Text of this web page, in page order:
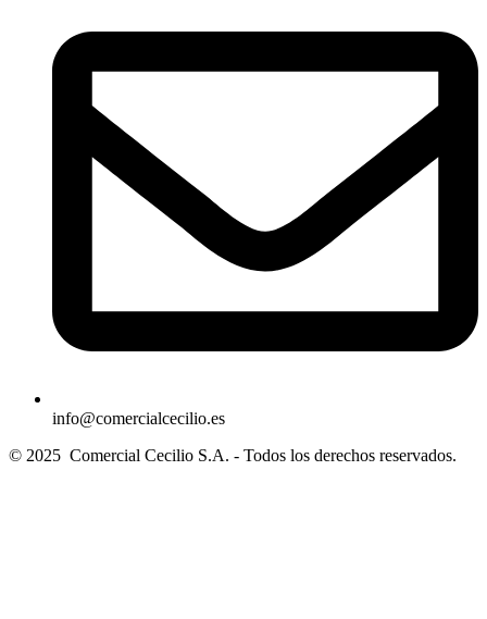
info@comercialcecilio.es
© 2025 Comercial Cecilio S.A. - Todos los derechos reservados.